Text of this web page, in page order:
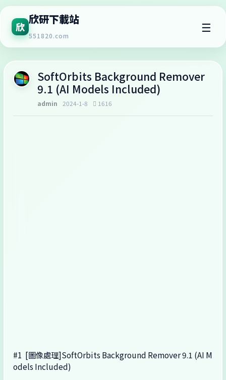
欣
欣研下載站
551820.com
☰
SoftOrbits Background Remover
9.1 (AI Models Included)
admin 2024-1-8 1616
#1 [圖像處理]SoftOrbits Background Remover 9.1 (AI M
odels Included)